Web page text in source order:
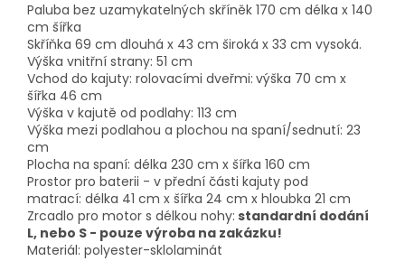
Paluba bez uzamykatelných skříněk 170 cm délka x 140
cm šířka
Skříňka 69 cm dlouhá x 43 cm široká x 33 cm vysoká.
Výška vnitřní strany: 51 cm
Vchod do kajuty: rolovacími dveřmi: výška 70 cm x
šířka 46 cm
Výška v kajutě od podlahy: 113 cm
Výška mezi podlahou a plochou na spaní/sednutí: 23
cm
Plocha na spaní: délka 230 cm x šířka 160 cm
Prostor pro baterii - v přední části kajuty pod
matrací: délka 41 cm x šířka 24 cm x hloubka 21 cm
Zrcadlo pro motor s délkou nohy: standardní dodání
L, nebo S - pouze výroba na zakázku!
Materiál: polyester-sklolaminát